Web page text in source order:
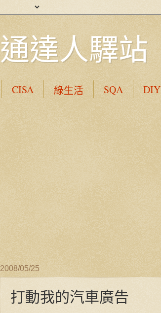
通達人驛站
CISA 綠生活 SQA DIY
2008/05/25
打動我的汽車廣告